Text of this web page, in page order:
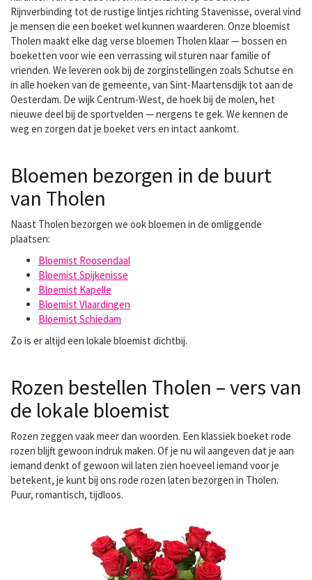
Rijnverbinding tot de rustige lintjes richting Stavenisse, overal vind
je mensen die een boeket wel kunnen waarderen. Onze bloemist
Tholen maakt elke dag verse bloemen Tholen klaar — bossen en
boeketten voor wie een verrassing wil sturen naar familie of
vrienden. We leveren ook bij de zorginstellingen zoals Schutse en
in alle hoeken van de gemeente, van Sint-Maartensdijk tot aan de
Oesterdam. De wijk Centrum-West, de hoek bij de molen, het
nieuwe deel bij de sportvelden — nergens te gek. We kennen de
weg en zorgen dat je boeket vers en intact aankomt.
Bloemen bezorgen in de buurt
van Tholen
Naast Tholen bezorgen we ook bloemen in de omliggende
plaatsen:
Bloemist Roosendaal
Bloemist Spijkenisse
Bloemist Kapelle
Bloemist Vlaardingen
Bloemist Schiedam
Zo is er altijd een lokale bloemist dichtbij.
Rozen bestellen Tholen – vers van
de lokale bloemist
Rozen zeggen vaak meer dan woorden. Een klassiek boeket rode
rozen blijft gewoon indruk maken. Of je nu wil aangeven dat je aan
iemand denkt of gewoon wil laten zien hoeveel iemand voor je
betekent, je kunt bij ons rode rozen laten bezorgen in Tholen.
Puur, romantisch, tijdloos.